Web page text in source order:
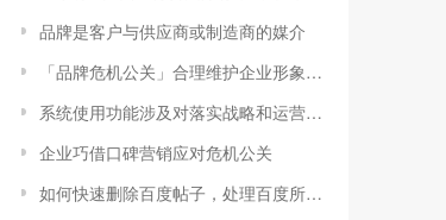
品牌是客户与供应商或制造商的媒介
「品牌危机公关」合理维护企业形象怎样才最好
系统使用功能涉及对落实战略和运营计划的定期控制
企业巧借口碑营销应对危机公关
如何快速删除百度帖子，处理百度所有负面信息